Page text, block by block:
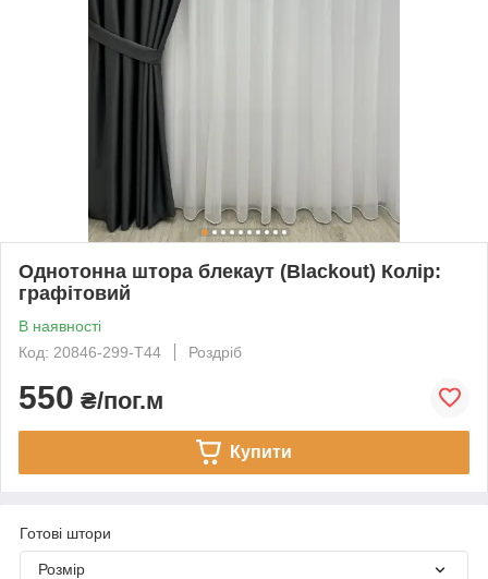
Однотонна штора блекаут (Blackout) Колір:
графітовий
В наявності
Код: 20846-299-T44
Роздріб
550 ₴/пог.м
Купити
Готові штори
Розмір